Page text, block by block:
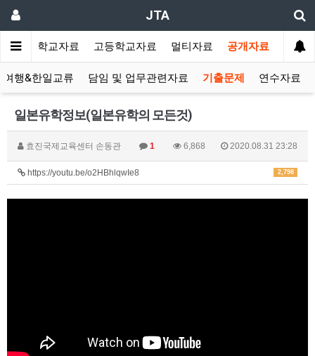
JTA
방 중학교자료 고등학교자료 멀티자료 공개자료
여행&한일교류 담임 및 업무관련자료 기출문제 연수자료
일본유학정보(일본유학의 모든것)
효진국제교육센터 손동관 1 6,868 2020.08.31 23:28
2,798
https://youtu.be/o2HBhlqwIe8